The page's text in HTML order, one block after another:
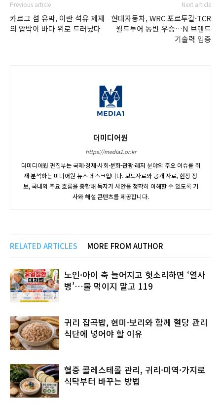
Previous article
카르그 섬 유막, 이란 석유 제재
의 압박이 바다 위로 드러났다
Next article
현대자동차, WRC 포르투갈·TCR
월드투어 동반 우승…N 브랜드
기술력 입증
더미디어원
https://media1.or.kr
더미디어원 편집부는 국제·경제·사회·문화·관광·레저 분야의 주요 이슈를 취
재·분석하는 미디어원 뉴스 데스크입니다. 보도자료와 공개 자료, 현장 정
보, 국내외 주요 흐름을 종합해 독자가 사안을 정확히 이해할 수 있도록 기
사와 해설 콘텐츠를 제공합니다.
RELATED ARTICLES MORE FROM AUTHOR
노인·아이 축 늘어지고 헛소리하면 ‘열사
병’…물 먹이지 말고 119
귀리 잡곡밥, 현미·보리와 함께 혈당 관리
식단에 넣어야 할 이유
혈중 콜레스테롤 관리, 귀리·미역·가지로
식탁부터 바꾸는 방법